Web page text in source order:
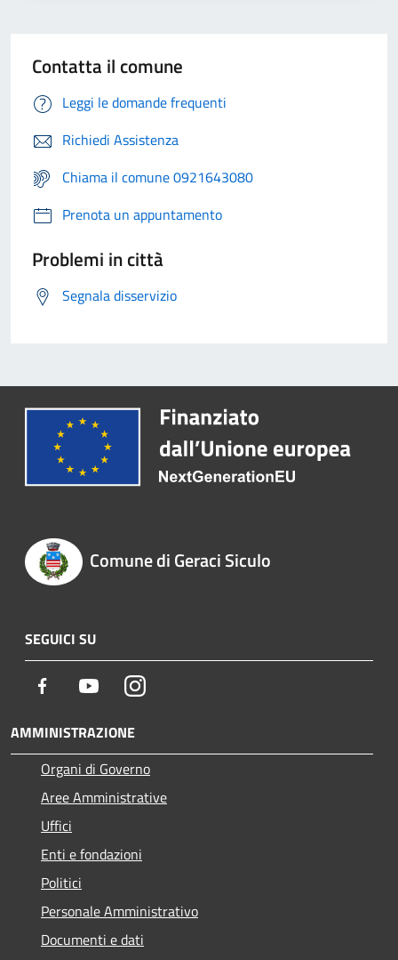
Contatta il comune
Leggi le domande frequenti
Richiedi Assistenza
Chiama il comune 0921643080
Prenota un appuntamento
Problemi in città
Segnala disservizio
Comune di Geraci Siculo
SEGUICI SU
Facebook YoutubeInstagram
AMMINISTRAZIONE
Organi di Governo
Aree Amministrative
Uffici
Enti e fondazioni
Politici
Personale Amministrativo
Documenti e dati